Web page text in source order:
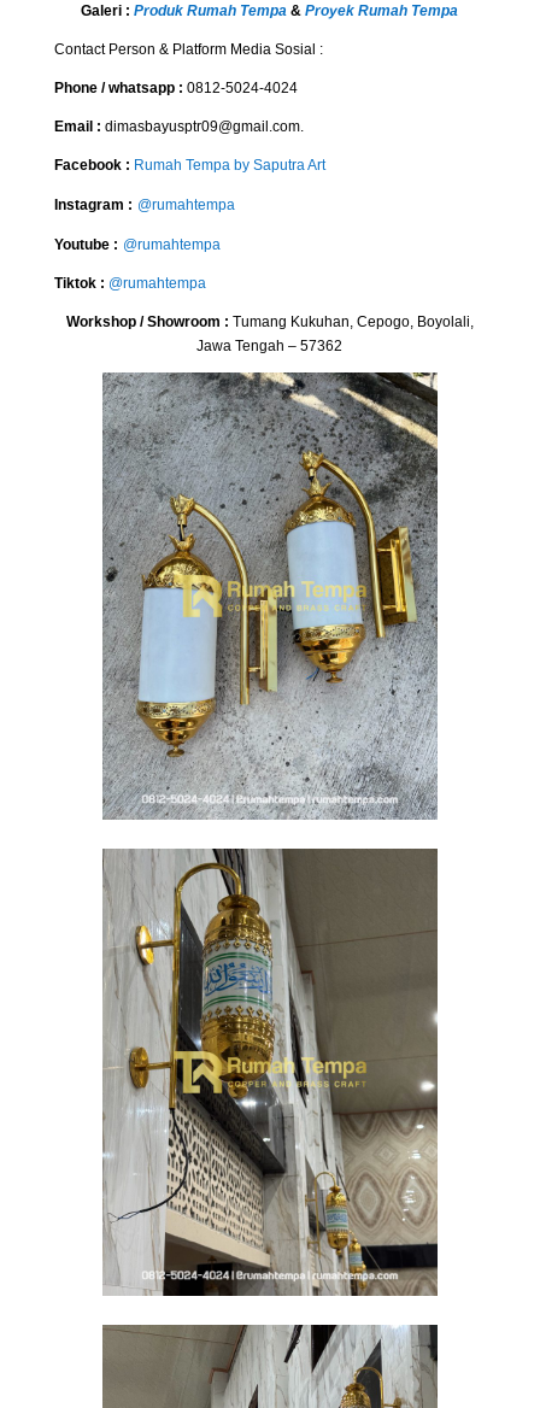
Galeri : Produk Rumah Tempa &Proyek Rumah Tempa
Contact Person & Platform Media Sosial :
Phone / whatsapp : 0812-5024-4024
Email : dimasbayusptr09@gmail.com.
Facebook : Rumah Tempa by Saputra Art
Instagram : @rumahtempa
Youtube : @rumahtempa
Tiktok : @rumahtempa
Workshop / Showroom : Tumang Kukuhan, Cepogo, Boyolali,
Jawa Tengah – 57362